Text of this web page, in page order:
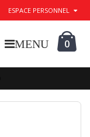
ESPACE PERSONNEL
0